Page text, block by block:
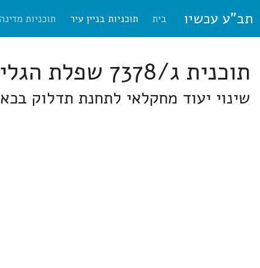
תב"ע עכשיו בית תוכניות בניין עיר תוכניות מדינה
תוכנית ג/7378 שפלת הגליל
שינוי יעוד מחקלאי לתחנת תדלוק